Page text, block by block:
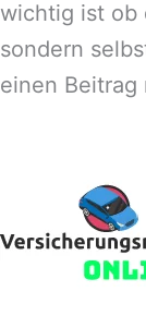
wichtig ist ob
sondern
einen Beitrag